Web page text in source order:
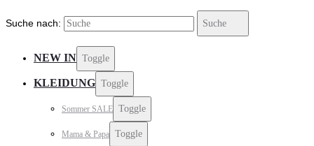
Suche nach: Suche
NEW IN Toggle
KLEIDUNG Toggle
Sommer SALE Toggle
Mama & Papa Toggle